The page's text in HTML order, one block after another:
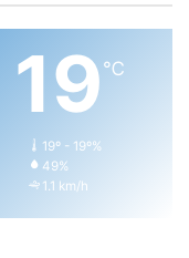
19 ℃
19º - 19º%
49%
1.1 km/h